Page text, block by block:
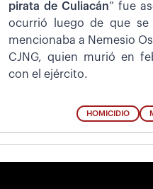
pirata de Culiacán” fue
ocurrió luego de que
mencionaba a Nemesio
CJNG, quien murió en
con el ejército.
HOMICIDIO